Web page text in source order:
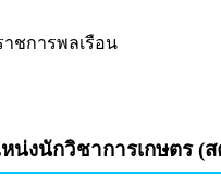
ชการพลเรือน
น่งนักวิชาการเกษตร (